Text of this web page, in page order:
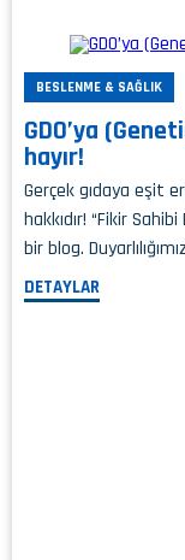
BESLENME & SAĞLIK
GDO’ya
hayır!
Gerçek gıdaya eşit
hakkıdır! “Fikir
bir blog.
DETAYLAR